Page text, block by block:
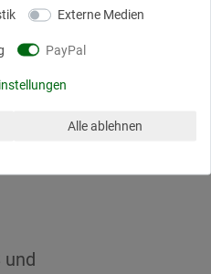
sind Marken der
Europäische
(OS) bereit. Den
Stelle
und
Externe Medien
PayPal
Alle ablehnen